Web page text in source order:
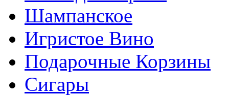
Шампанское
Игристое Вино
Подарочные Корзины
Сигары